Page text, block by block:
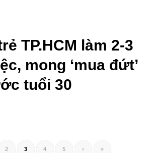
TP.HCM làm 2-3
mong ‘mua đứt’
tuổi 30
2 3 4 5 › »